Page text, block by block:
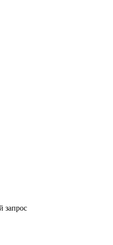
запрос